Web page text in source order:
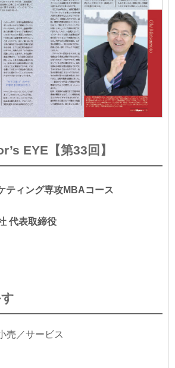
EYE【第33回】
ティング専攻MBAコース
代表取締役
売／サービス